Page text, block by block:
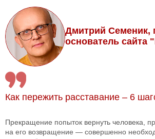
Дмитрий Семеник,
основатель сайта
Как пережить расставание – 6
Прекращение попыток вернуть человека,
на его возвращение — совершенно